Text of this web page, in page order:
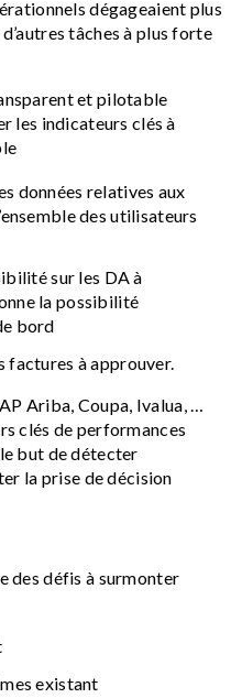
dégageaient plus
tâches à plus forte
et pilotable
les indicateurs clés à
données relatives aux
des utilisateurs
sur les DA à
la possibilité
bord
factures à approuver.
Ariba, Coupa, Ivalua, …
clés de performances
but de détecter
la prise de décision
des défis à surmonter
existant